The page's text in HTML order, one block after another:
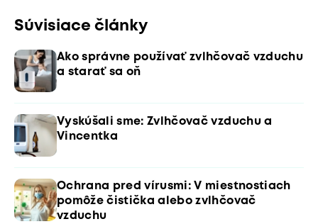
Súvisiace články
Ako správne používať zvlhčovač vzduchu
a starať sa oň
Vyskúšali sme: Zvlhčovač vzduchu a
Vincentka
Ochrana pred vírusmi: V miestnostiach
pomôže čistička alebo zvlhčovač
vzduchu